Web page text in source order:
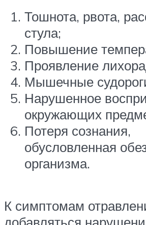
Тошнота, рвота,
стула;
Повышение
Проявление
Мышечные
Нарушенное
окружающих
Потеря сознания,
обусловленная
организма.
К симптомам